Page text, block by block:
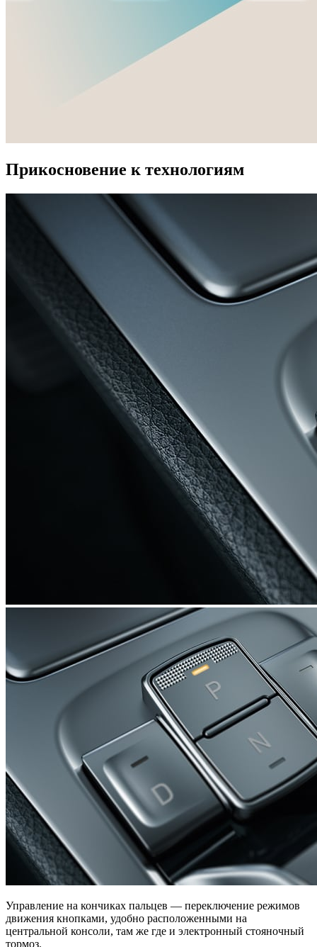
Прикосновение к технологиям
Управление на кончиках пальцев — переключение режимов
движения кнопками, удобно расположенными на
центральной консоли, там же где и электронный стояночный
тормоз.